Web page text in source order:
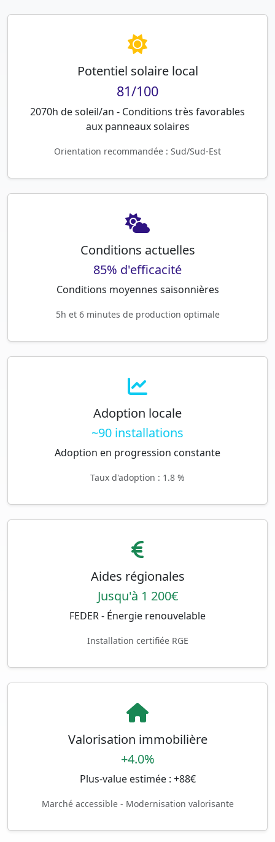
Potentiel solaire local
81/100
2070h de soleil/an - Conditions très favorables
aux panneaux solaires
Orientation recommandée : Sud/Sud-Est
Conditions actuelles
85% d'efficacité
Conditions moyennes saisonnières
5h et 6 minutes de production optimale
Adoption locale
~90 installations
Adoption en progression constante
Taux d'adoption : 1.8 %
Aides régionales
Jusqu'à 1 200€
FEDER - Énergie renouvelable
Installation certifiée RGE
Valorisation immobilière
+4.0%
Plus-value estimée : +88€
Marché accessible - Modernisation valorisante